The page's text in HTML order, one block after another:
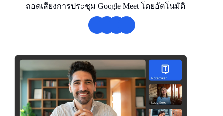
ถอดเสียงการประชุม Google Meet โดยอัตโนมัติ